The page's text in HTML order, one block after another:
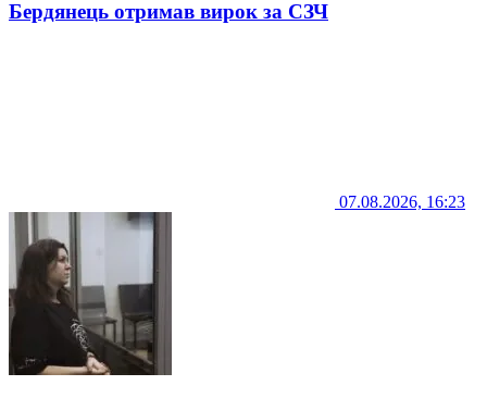
Бердянець отримав вирок за СЗЧ
07.08.2026, 16:23